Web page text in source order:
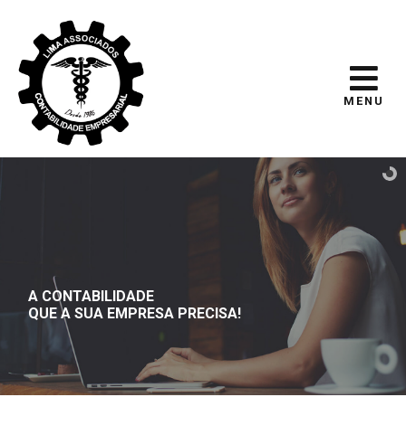
MENU
A CONTABILIDADE
QUE A SUA EMPRESA PRECISA!